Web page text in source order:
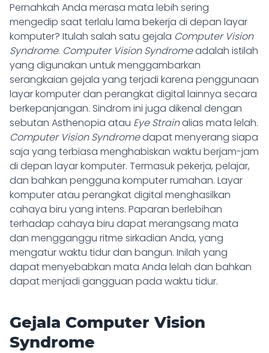
Pernahkah Anda merasa mata lebih sering
mengedip saat terlalu lama bekerja di depan layar
komputer? Itulah salah satu gejala Computer Vision
Syndrome. Computer Vision Syndromeadalah istilah
yang digunakan untuk menggambarkan
serangkaian gejala yang terjadi karena penggunaan
layar komputer dan perangkat digital lainnya secara
berkepanjangan. Sindrom ini juga dikenal dengan
sebutan Asthenopia atau Eye Strainalias mata lelah.
Computer Vision Syndromedapat menyerang siapa
saja yang terbiasa menghabiskan waktu berjam-jam
di depan layar komputer. Termasuk pekerja, pelajar,
dan bahkan pengguna komputer rumahan. Layar
komputer atau perangkat digital menghasilkan
cahaya biru yang intens. Paparan berlebihan
terhadap cahaya biru dapat merangsang mata
dan mengganggu ritme sirkadian Anda, yang
mengatur waktu tidur dan bangun. Inilah yang
dapat menyebabkan mata Anda lelah dan bahkan
dapat menjadi gangguan pada waktu tidur.
Gejala Computer Vision
Syndrome